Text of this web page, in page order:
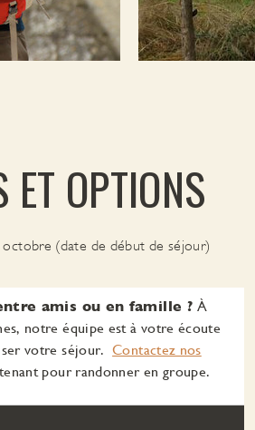
ET OPTIONS
octobre (date de début de séjour)
amis ou en famille ?À
notre équipe est à votre écoute
votre séjour. Contactez nos
pour randonner en groupe.